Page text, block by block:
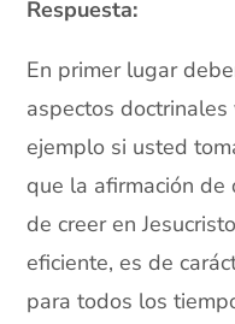
Respuesta:
En primer lugar
aspectos
ejemplo si usted
que la afirmación
de creer en
eficiente, es de
para todos los